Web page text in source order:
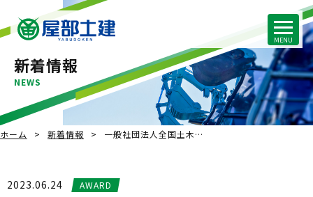
新着情報
NEWS
ホーム 新着情報 一般社団法人全国土木…
2023.06.24 AWARD